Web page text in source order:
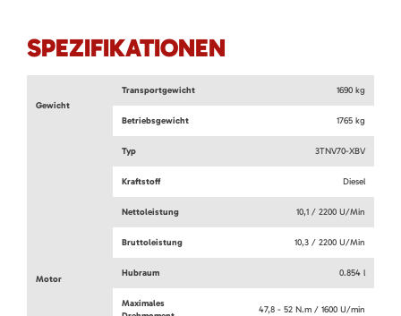
SPEZIFIKATIONEN
Gewicht
Transportgewicht 1690 kg
Betriebsgewicht 1765 kg
Motor
Typ 3TNV70-XBV
Kraftstoff Diesel
Nettoleistung 10,1 / 2200 U/Min
Bruttoleistung 10,3 / 2200 U/Min
Hubraum 0.854 l
Maximales
47,8 - 52 N.m / 1600 U/min